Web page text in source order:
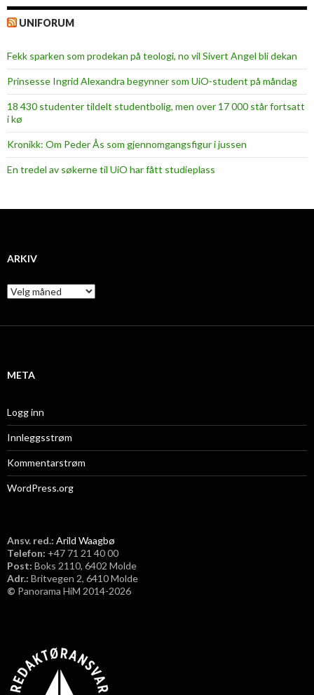
UNIFORUM
Fekk sparken som prodekan på teologi, no vil Sivert Angel bli dekan
Prinsesse Ingrid Alexandra begynner som UiO-student på måndag
18 430 studenter tildelt studentbolig, men over 17 000 står fortsatt
i kø
Kronikk: Om Peder Ås som gjennomgangsfigur i jussen
En tredel av søkerne til UiO har fått studieplass
ARKIV
A
r
i
META
Logg inn
Innleggsstrøm
Kommentarstrøm
WordPress.org
Ansv. red.: Arild Waagbø
Telefon: ​+47 71 21 40 00
Post: Boks 2110, 6402 Molde
Adr.: Britvegen 2, 6410 Molde
© Panorama HiM 2014-2026